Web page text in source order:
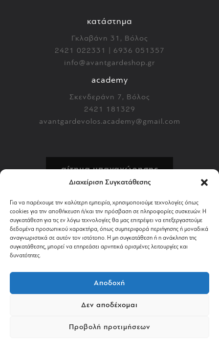
Διαχείριση Συγκατάθεσης
Για να παρέχουμε την καλύτερη εμπειρία, χρησιμοποιούμε τεχνολογίες όπως
cookies για την αποθήκευση ή/και την πρόσβαση σε πληροφορίες συσκευών. Η
συγκατάθεση για τις εν λόγω τεχνολογίες θα μας επιτρέψει να επεξεργαστούμε
δεδομένα προσωπικού χαρακτήρα, όπως συμπεριφορά περιήγησης ή μοναδικά
αναγνωριστικά σε αυτόν τον ιστότοπο. Η μη συγκατάθεση ή η ανάκληση της
συγκατάθεσης, μπορεί να επηρεάσει αρνητικά ορισμένες λειτουργίες και
δυνατότητες.
Αποδοχή
Δεν αποδέχομαι
Προβολή προτιμήσεων
κατάστημα
Γκλαβάνη 31, Βόλος
2421 022331 | 6936 051357
info@avantgardeshop.gr
academy
Σκενδεράνη 7, Βόλος
2421 181329
avantgardevolos.academy@gmail.com
αίτημα υπαναχώρησης
αποστολή & πληρωμή
όροι χρήσης
©2024 AVANTGARDESHOP.GR. ALL RIGHTS RESERVED.